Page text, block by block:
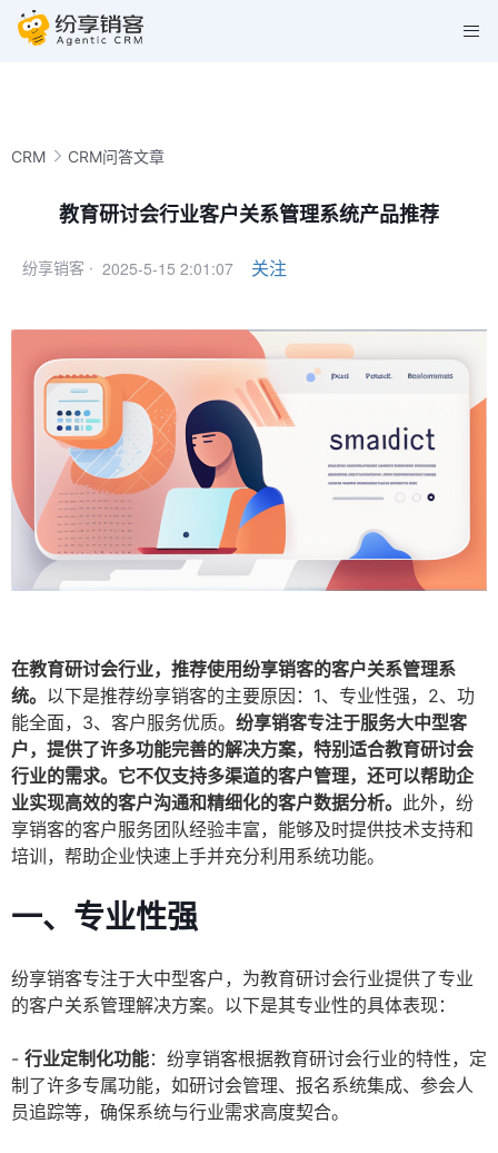
CRM CRM问答文章
教育研讨会行业客户关系管理系统产品推荐
纷享销客 · 2025-5-15 2:01:07 关注
在教育研讨会行业，推荐使用纷享销客的客户关系管理系
统。 以下是推荐纷享销客的主要原因：1、专业性强，2、功
能全面，3、客户服务优质。 纷享销客专注于服务大中型客
户，提供了许多功能完善的解决方案，特别适合教育研讨会
行业的需求。它不仅支持多渠道的客户管理，还可以帮助企
业实现高效的客户沟通和精细化的客户数据分析。 此外，纷
享销客的客户服务团队经验丰富，能够及时提供技术支持和
培训，帮助企业快速上手并充分利用系统功能。
一、专业性强
纷享销客专注于大中型客户，为教育研讨会行业提供了专业
的客户关系管理解决方案。以下是其专业性的具体表现：
- 行业定制化功能：纷享销客根据教育研讨会行业的特性，定
制了许多专属功能，如研讨会管理、报名系统集成、参会人
员追踪等，确保系统与行业需求高度契合。